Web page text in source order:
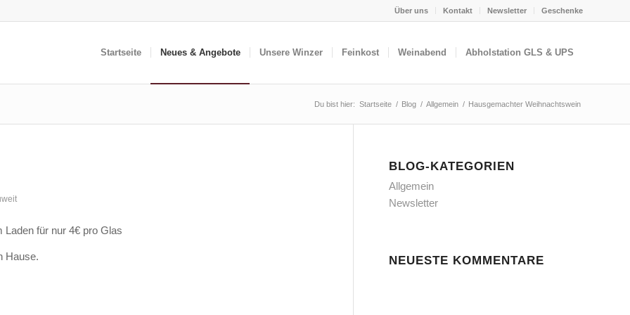
Über uns Kontakt Newsletter Geschenke
Startseite Neues & Angebote Unsere Winzer Feinkost Weinabend Abholstation GLS & UPS
Du bist hier: Startseite / Blog / Allgemein / Hausgemachter Weihnachtswein
für nur 4€ pro Glas
Hause.
BLOG-KATEGORIEN
Allgemein
Newsletter
NEUESTE KOMMENTARE